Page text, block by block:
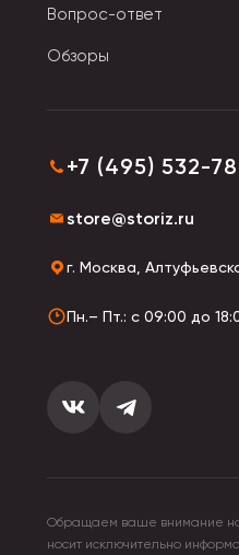
Вопрос-ответ
Обзоры
+7 (495) 532-
store@storiz.ru
г. Москва,
Пн.– Пт.: с 09:00 до
Обращаем ваше внимание на
носит исключительно